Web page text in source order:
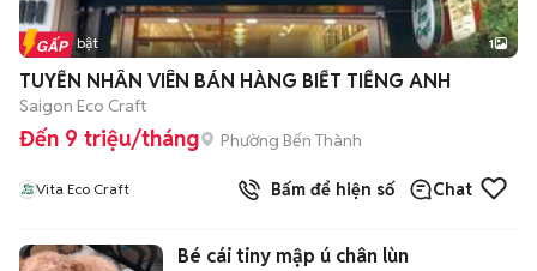
Tin nổi bật 1
TUYỂN NHÂN VIÊN BÁN HÀNG BIẾT TIẾNG ANH
Saigon Eco Craft
Đến 9 triệu/tháng Phường Bến Thành
Vita Eco Craft Bấm để hiện số Chat
Bé cái tiny mập ú chân lùn